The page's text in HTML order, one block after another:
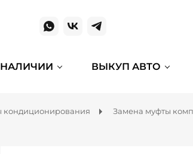
ВЫКУП АВТО
кондиционирования Замена муфты